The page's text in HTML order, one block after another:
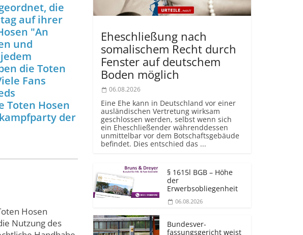
die
auf ihrer
"An
und
die Toten
Fans
Toten Hosen
der
Hosen
Nutzung des
Eheschließung nach
somalischem Recht durch
Fenster auf deutschem
Boden möglich
06.08.2026
Eine Ehe kann in Deutschland vor einer
ausländischen Vertretung wirksam
geschlossen werden, selbst wenn sich
ein Eheschließender währenddessen
unmittelbar vor dem Botschaftsgebäude
befindet. Dies entschied das ...
§ 1615l BGB – Höhe
der
Erwerbsobliegenheit
06.08.2026
Bundesver­
fassungsgericht weist